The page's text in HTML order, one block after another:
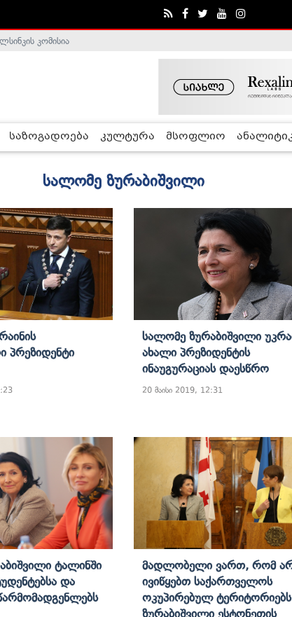
კომისია
საზოგადოება კულტურა მსოფლიო
სალომე ზურაბიშვილი
Პრეზიდენტი
Სალომე Ზურაბიშვილი
Ახალი Პრეზიდენტის
Ინაუგურაციას Დაესწრო
20 მაისი 2019, 12:31
Ტალინში
Და
Მადლობელი Ვართ, Რომ
Ივიწყებთ Საქართველოს
Ოკუპირებულ
Ზურაბიშვილი Ესტონეთის